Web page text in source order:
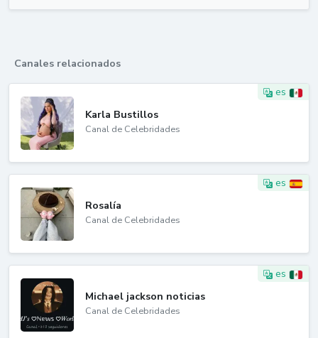
Canales relacionados
es
Karla Bustillos
Canal de Celebridades
es
Rosalía
Canal de Celebridades
es
Michael jackson noticias
Canal de Celebridades